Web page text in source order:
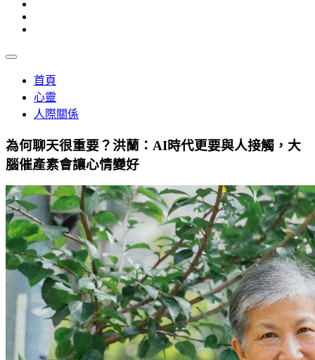
首頁
心靈
人際關係
為何聊天很重要？洪蘭：AI時代更要與人接觸，大
腦催產素會讓心情變好